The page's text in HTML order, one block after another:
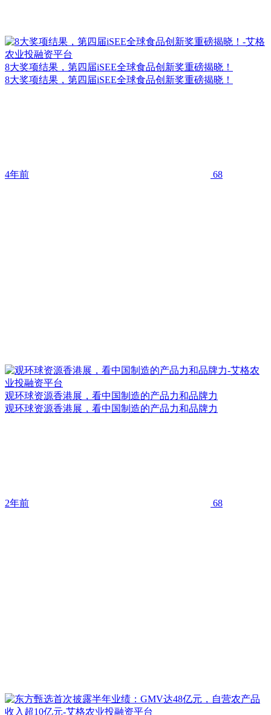
8大奖项结果，第四届iSEE全球食品创新奖重磅揭晓！
8大奖项结果，第四届iSEE全球食品创新奖重磅揭晓！
4年前 68
观环球资源香港展，看中国制造的产品力和品牌力
观环球资源香港展，看中国制造的产品力和品牌力
2年前 68